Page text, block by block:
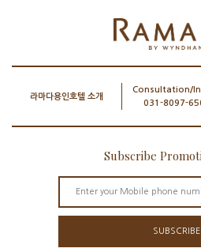
라마다용인호텔 소개
Consultation/
031-8097-
Subscribe
SUBSCRIBE